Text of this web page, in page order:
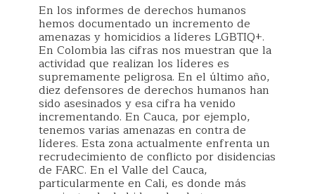
En los informes de derechos humanos
hemos documentado un incremento de
amenazas y homicidios a líderes LGBTIQ+.
En Colombia las cifras nos muestran que la
actividad que realizan los líderes es
supremamente peligrosa. En el último año,
diez defensores de derechos humanos han
sido asesinados y esa cifra ha venido
incrementando. En Cauca, por ejemplo,
tenemos varias amenazas en contra de
líderes. Esta zona actualmente enfrenta un
recrudecimiento de conflicto por disidencias
de FARC. En el Valle del Cauca,
particularmente en Cali, es donde más